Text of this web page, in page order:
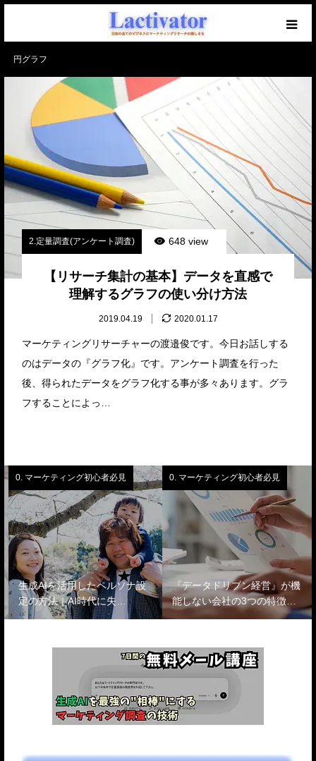
円グラフ
2.定量調査(アンケート調査) 648 view
【リサーチ集計の基本】データを直感で
理解するグラフの使い分け方法
2019.04.19 2020.01.17
マーケティングリサーチャーの渡邉俊です。今日お話しする
のはデータの『グラフ化』です。アンケート調査を行った
後、得られたデータをグラフ化する事が多々あります。グラ
フすることによっ…
0. マーケティング初心者必見
生成AIを活用したペルソナ設
定の方法｜AI時代に失…
0. マーケティング初心者必見
『データドリブン経営』が機
能しない会社の3つの特徴…
【必読】初めての方へ
マーケを学ぶブログ
セミナー開催中！
仕事のご相談・ご依頼